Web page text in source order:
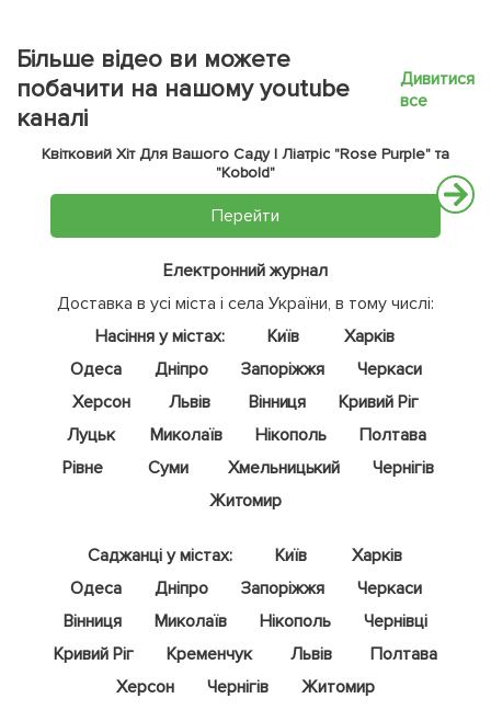
Більше відео ви можете
побачити на нашому youtube
каналі
Дивитися
все
Квітковий Хіт Для Вашого Саду | Ліатріс "Rose Purple" та
"Kobold"
Перейти
Електронний журнал
Доставка в усі міста і села України, в тому числі:
Насіння у містах:
Київ
Харків
Одеса
Дніпро Запоріжжя
Черкаси
Херсон
Львів Вінниця
Кривий Ріг
Луцьк
Миколаїв Нікополь
Полтава
Рівне
Суми Хмельницький
Чернігів
Житомир
Саджанці у містах: Київ
Харків
Одеса
Дніпро Запоріжжя
Черкаси
Вінниця
Миколаїв Нікополь
Чернівці
Кривий Ріг
Кременчук Львів
Полтава
Херсон
Чернігів Житомир